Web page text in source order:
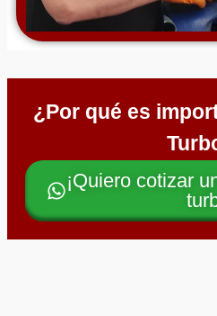
¿Por qué es
¡Quiero cotizar